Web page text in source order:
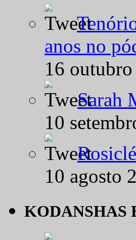
anos no
16
Sarah
10
10 agosto
KODANSHAS